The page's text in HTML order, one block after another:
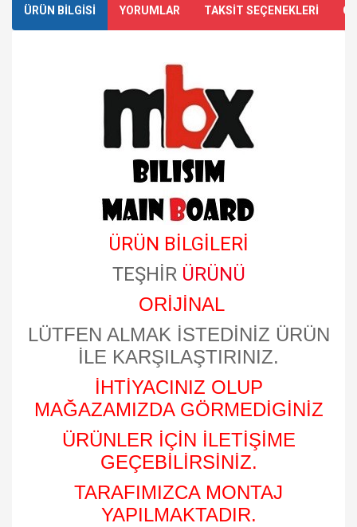
ÜRÜN BİLGİSİ YORUMLAR TAKSİT SEÇENEKLERİ
ÜRÜN BİLGİLERİ
TEŞHİR ÜRÜNÜ
ORİJİNAL
LÜTFEN ALMAK İSTEDİNİZ ÜRÜN
İLE KARŞILAŞTIRINIZ.
İHTİYACINIZ OLUP
MAĞAZAMIZDA GÖRMEDİGİNİZ
ÜRÜNLER İÇİN İLETİŞİME
GEÇEBİLİRSİNİZ.
TARAFIMIZCA MONTAJ
YAPILMAKTADIR.